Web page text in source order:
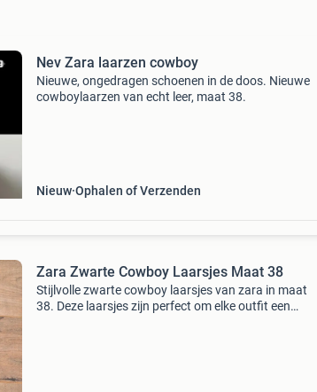
Nev Zara laarzen cowboy
Nieuwe, ongedragen schoenen in de doos. Nieuwe
cowboylaarzen van echt leer, maat 38.
Nieuw Ophalen of Verzenden
Zara Zwarte Cowboy Laarsjes Maat 38
Stijlvolle zwarte cowboy laarsjes van zara in maat
38. Deze laarsjes zijn perfect om elke outfit een